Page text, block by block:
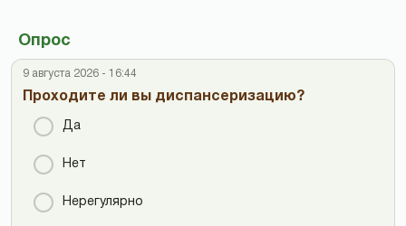
Опрос
9 августа 2026 - 16:44
Проходите ли вы диспансеризацию?
Да
Нет
Нерегулярно